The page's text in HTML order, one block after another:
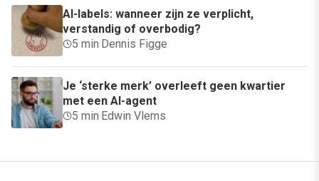
AI-labels: wanneer zijn ze verplicht,
verstandig of overbodig?
5 min·Dennis Figge
Je ‘sterke merk’ overleeft geen kwartier
met een AI-agent
5 min·Edwin Vlems